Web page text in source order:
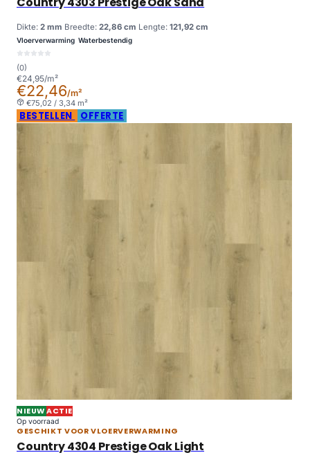
Dikte: 2 mm Breedte: 22,86 cm Lengte: 121,92 cm
Vloerverwarming Waterbestendig
(0)
€24,95/m²
€22,46/m²
€75,02 / 3,34 m²
BESTELLEN OFFERTE
NIEUWACTIE
Op voorraad
GESCHIKT VOOR VLOERVERWARMING
Country 4304 Prestige Oak Light